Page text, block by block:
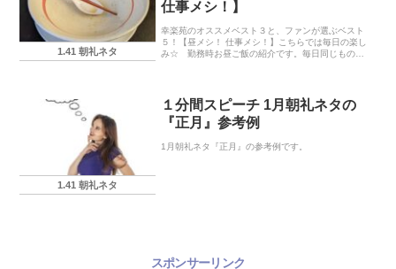
1.41 朝礼ネタ
仕事メシ！】
幸楽苑のオススメベスト３と、ファンが選ぶベスト
５！【昼メシ！ 仕事メシ！】こちらでは毎日の楽し
み☆ 勤務時お昼ご飯の紹介です。毎日同じもの食
1.41 朝礼ネタ
１分間スピーチ 1月朝礼ネタの
『正月』参考例
1月朝礼ネタ『正月』の参考例です。
スポンサーリンク